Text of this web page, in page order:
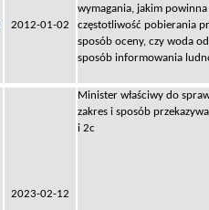
2012-01-02
wymagania, jakim
częstotliwość pobierania
sposób oceny, czy woda
sposób informowania
2023-02-12
Minister właściwy do
zakres i sposób
i 2c